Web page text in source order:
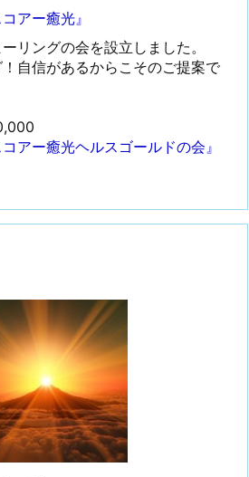
アー癒光』
リングの会を設立しました。
自信があるからこそのご提案で
アー癒光ヘルスゴールドの会』